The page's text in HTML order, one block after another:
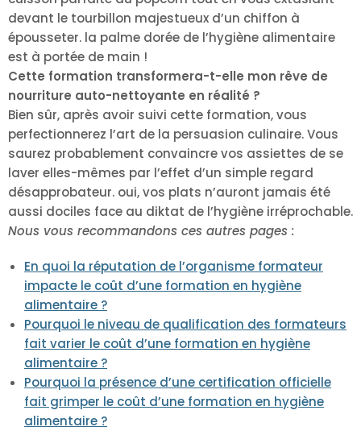
devant le tourbillon majestueux d’un chiffon à
épousseter. la palme dorée de l’hygiène alimentaire
est à portée de main !
Cette formation transformera-t-elle mon rêve de
nourriture auto-nettoyante en réalité ?
Bien sûr, après avoir suivi cette formation, vous
perfectionnerez l’art de la persuasion culinaire. Vous
saurez probablement convaincre vos assiettes de se
laver elles-mêmes par l’effet d’un simple regard
désapprobateur. oui, vos plats n’auront jamais été
aussi dociles face au diktat de l’hygiène irréprochable.
Nous vous recommandons ces autres pages :
En quoi la réputation de l’organisme formateur
impacte le coût d’une formation en hygiène
alimentaire ?
Pourquoi le niveau de qualification des formateurs
fait varier le coût d’une formation en hygiène
alimentaire ?
Pourquoi la présence d’une certification officielle
fait grimper le coût d’une formation en hygiène
alimentaire ?